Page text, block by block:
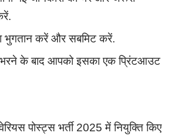
करें और सबमिट करें.
भरने के बाद आपको इसका एक प्रिंटआउट
पोस्ट्स भर्ती 2025 में नियुक्ति किए